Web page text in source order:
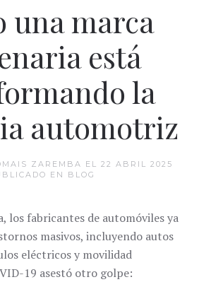
una marca
está
la
automotriz
ZAREMBA EL 22 ABRIL 2025
EN
BLOG
los fabricantes de automóviles ya
masivos, incluyendo autos
eléctricos y movilidad
19 asestó otro golpe: